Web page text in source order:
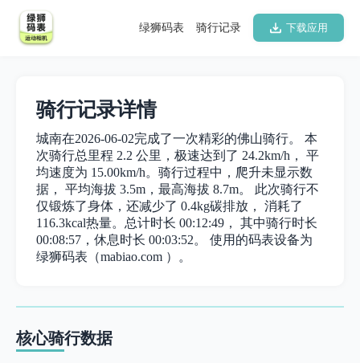
下载应用
骑行记录
绿狮码表
骑行记录详情
城南在2026-06-02完成了一次精彩的佛山骑行。 本
次骑行总里程 2.2 公里，极速达到了 24.2km/h， 平
均速度为 15.00km/h。骑行过程中，爬升未显示数
据， 平均海拔 3.5m，最高海拔 8.7m。 此次骑行不
仅锻炼了身体，还减少了 0.4kg碳排放， 消耗了
116.3kcal热量。总计时长 00:12:49， 其中骑行时长
00:08:57，休息时长 00:03:52。 使用的码表设备为
绿狮码表（mabiao.com ）。
核心骑行数据